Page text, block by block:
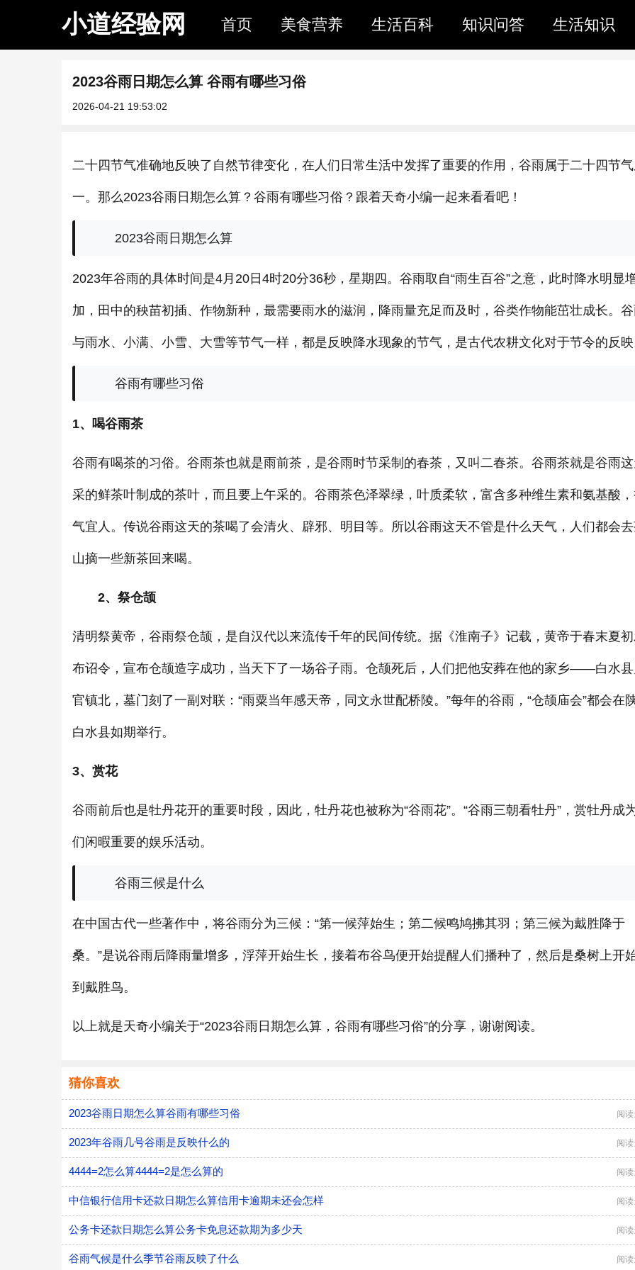
小道经验网 首页 美食营养 生活百科 知识问答 生活知识
2023谷雨日期怎么算 谷雨有哪些习俗
2026-04-21 19:53:02
二十四节气准确地反映了自然节律变化，在人们日常生活中发挥了重要的作用，谷雨属于二十四节气
一。那么2023谷雨日期怎么算？谷雨有哪些习俗？跟着天奇小编一起来看看吧！
2023谷雨日期怎么算
2023年谷雨的具体时间是4月20日4时20分36秒，星期四。谷雨取自“雨生百谷”之意，此时降水明显
加，田中的秧苗初插、作物新种，最需要雨水的滋润，降雨量充足而及时，谷类作物能茁壮成长。
与雨水、小满、小雪、大雪等节气一样，都是反映降水现象的节气，是古代农耕文化对于节令的反映
谷雨有哪些习俗
1、喝谷雨茶
谷雨有喝茶的习俗。谷雨茶也就是雨前茶，是谷雨时节采制的春茶，又叫二春茶。谷雨茶就是谷雨
采的鲜茶叶制成的茶叶，而且要上午采的。谷雨茶色泽翠绿，叶质柔软，富含多种维生素和氨基酸
气宜人。传说谷雨这天的茶喝了会清火、辟邪、明目等。所以谷雨这天不管是什么天气，人们都会
山摘一些新茶回来喝。
2、祭仓颉
清明祭黄帝，谷雨祭仓颉，是自汉代以来流传千年的民间传统。据《淮南子》记载，黄帝于春末夏
布诏令，宣布仓颉造字成功，当天下了一场谷子雨。仓颉死后，人们把他安葬在他的家乡——白水县
官镇北，墓门刻了一副对联：“雨粟当年感天帝，同文永世配桥陵。”每年的谷雨，“仓颉庙会”都会在
白水县如期举行。
3、赏花
谷雨前后也是牡丹花开的重要时段，因此，牡丹花也被称为“谷雨花”。“谷雨三朝看牡丹”，赏牡丹成
们闲暇重要的娱乐活动。
谷雨三候是什么
在中国古代一些著作中，将谷雨分为三候：“第一候萍始生；第二候鸣鸠拂其羽；第三候为戴胜降于
桑。”是说谷雨后降雨量增多，浮萍开始生长，接着布谷鸟便开始提醒人们播种了，然后是桑树上开
到戴胜鸟。
以上就是天奇小编关于“2023谷雨日期怎么算，谷雨有哪些习俗”的分享，谢谢阅读。
猜你喜欢
2023谷雨日期怎么算谷雨有哪些习俗 阅
2023年谷雨几号谷雨是反映什么的 阅
4444=2怎么算4444=2是怎么算的 阅
中信银行信用卡还款日期怎么算信用卡逾期未还会怎样 阅
公务卡还款日期怎么算公务卡免息还款期为多少天 阅
谷雨气候是什么季节谷雨反映了什么 阅